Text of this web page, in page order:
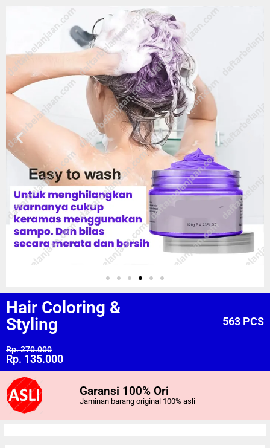
Hair Coloring &
Styling
563 PCS
Rp. 270.000
Rp. 135.000
Garansi 100% Ori
Jaminan barang original 100% asli